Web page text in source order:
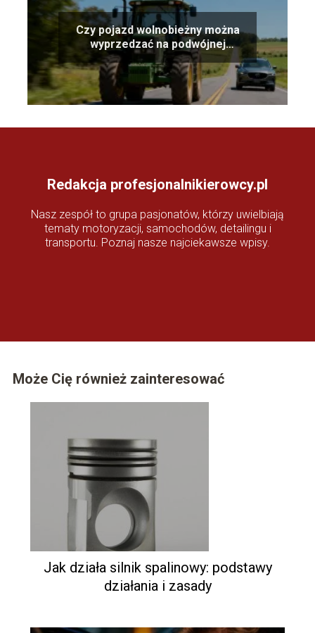
Czy pojazd wolnobieżny można
wyprzedzać na podwójnej
ciągłej?
Redakcja profesjonalnikierowcy.pl
Nasz zespół to grupa pasjonatów, którzy uwielbiają
tematy motoryzacji, samochodów, detailingu i
transportu. Poznaj nasze najciekawsze wpisy.
Może Cię również zainteresować
Jak działa silnik spalinowy: podstawy
działania i zasady